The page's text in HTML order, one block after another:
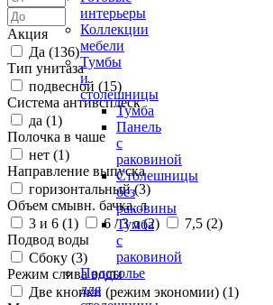
интерьеры
Коллекции
мебели
Тумбы
и
столешницы
Тумба
Панель
с
раковиной
Столешницы
без
раковины
Тумба
с
раковиной
Подстолье
для
Акция
Да (136)
Тип унитаза
подвесной (15)
Система антивсплеск
да (1)
Полочка в чаше
нет (1)
Направление выпуска
горизонтальный (3)
Объем смывн. бачка, л
3 и 6 (1) 6 / 3 л (2) 7,5 (2)
Подвод воды
Сбоку (3)
Режим слива воды
Две кнопки (режим экономии) (1)